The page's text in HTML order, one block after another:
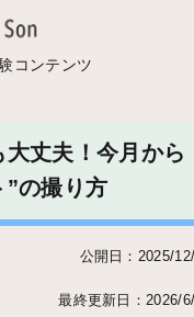
コンテンツ
丈夫！今月から
”の撮り方
公開日：2025/
最終更新日：2026/